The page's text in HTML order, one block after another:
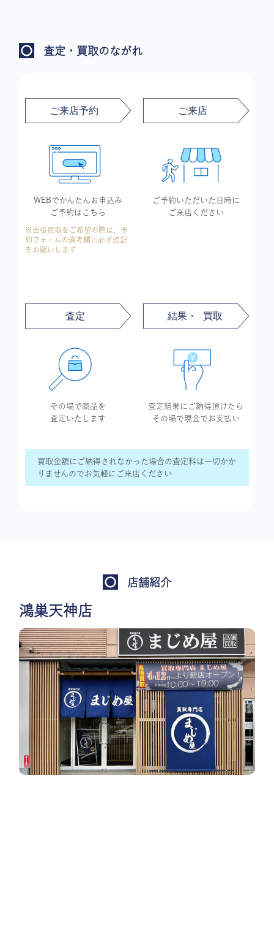
査定・買取のながれ
WEBでかんたんお申込み
ご予約はこちら
※出張買取をご希望の際は、予
約フォームの備考欄に必ず追記
をお願いします
ご予約いただいた 日時に
ご来店ください
その場で商品を
査定いたします
査定結果に ご納得頂けたら
その場で現金で お支払い
買取金額にご納得されなかった場合の査定料は一切かか
りませんのでお気軽にご来店ください
店舗紹介
鴻巣天神店